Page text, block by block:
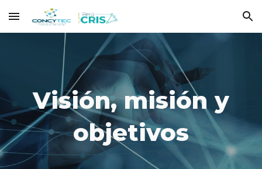
Skip to main content Skip to navigation
Visión, misión y
objetivos